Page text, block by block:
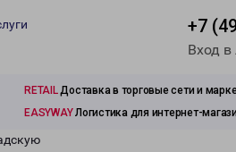
+7
Вход
RETAILДоставка в торговые сети и
EASYWAYЛогистика для интернет-